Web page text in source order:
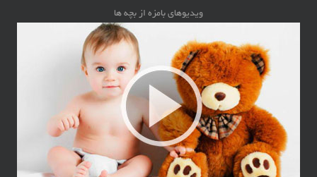
ویدیوهای بامزه از بچه ها